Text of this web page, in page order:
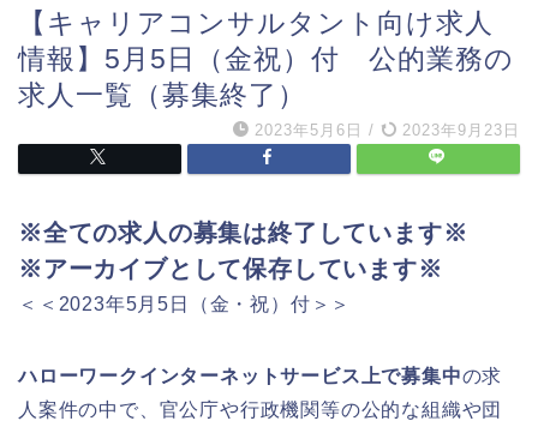
【キャリアコンサルタント向け求人
情報】5月5日（金祝）付 公的業務の
求人一覧（募集終了）
2023年5月6日 / 2023年9月23日
※全ての求人の募集は終了しています※
※アーカイブとして保存しています※
＜＜2023年5月5日（金・祝）付＞＞
ハローワークインターネットサービス上で募集中の求
人案件の中で、官公庁や行政機関等の公的な組織や団